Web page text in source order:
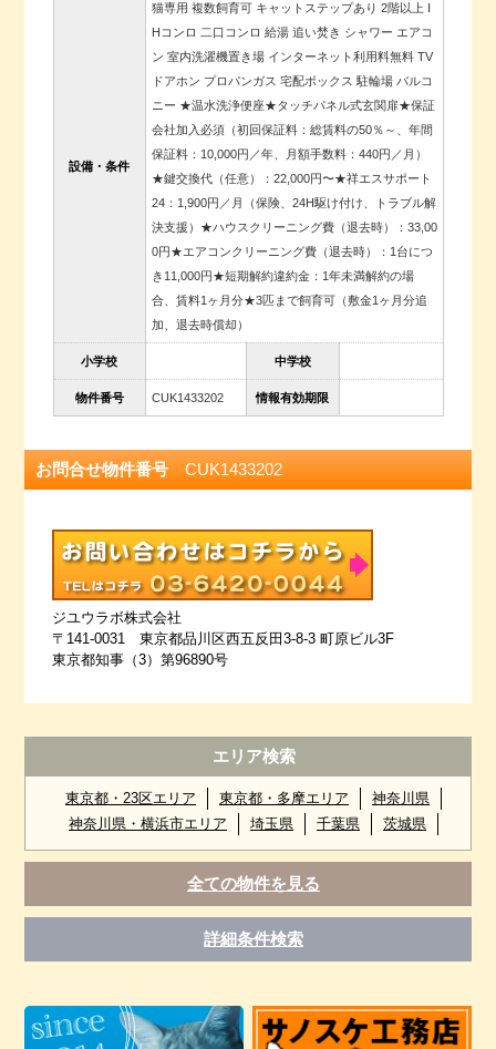
設備・条件
猫専用 複数飼育可 キャットステップあり 2階以上 I
Hコンロ 二口コンロ 給湯 追い焚き シャワー エアコ
ン 室内洗濯機置き場 インターネット利用料無料 TV
ドアホン プロパンガス 宅配ボックス 駐輪場 バルコ
ニー ★温水洗浄便座★タッチパネル式玄関扉★保証
会社加入必須（初回保証料：総賃料の50％～、年間
保証料：10,000円／年、月額手数料：440円／月）
★鍵交換代（任意）：22,000円〜★祥エスサポート
24：1,900円／月（保険、24H駆け付け、トラブル解
決支援）★ハウスクリーニング費（退去時）：33,00
0円★エアコンクリーニング費（退去時）：1台につ
き11,000円★短期解約違約金：1年未満解約の場
合、賃料1ヶ月分★3匹まで飼育可（敷金1ヶ月分追
加、退去時償却）
小学校 中学校
物件番号 CUK1433202 情報有効期限
お問合せ物件番号CUK1433202
ジユウラボ株式会社
〒141-0031 東京都品川区西五反田3-8-3 町原ビル3F
東京都知事（3）第96890号
エリア検索
東京都・23区エリア 東京都・多摩エリア
神奈川県
神奈川県・横浜市エリア
埼玉県 千葉県 茨城県
全ての物件を見る
詳細条件検索